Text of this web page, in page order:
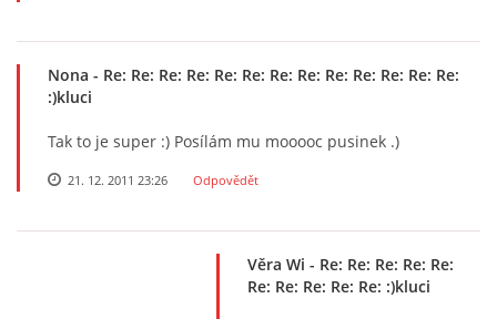
Nona - Re: Re: Re: Re: Re: Re: Re: Re: Re: Re: Re: Re: Re:
:)kluci
Tak to je super :) Posílám mu mooooc pusinek .)
21. 12. 2011 23:26 Odpovědět
Věra Wi - Re: Re: Re: Re: Re:
Re: Re: Re: Re: Re: :)kluci